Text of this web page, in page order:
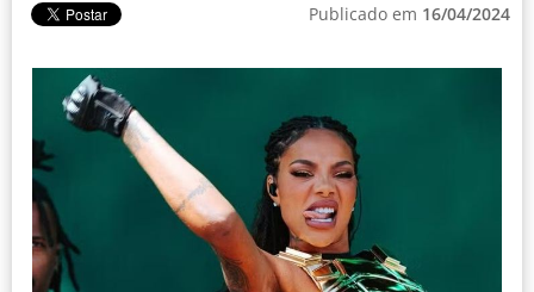
Publicado em 16/04/2024